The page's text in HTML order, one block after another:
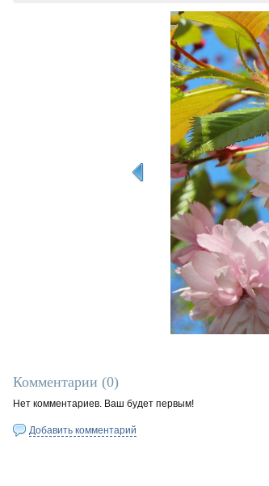
Комментарии (0)
Нет комментариев. Ваш будет первым!
Добавить комментарий